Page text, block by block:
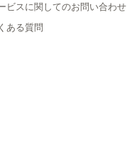
ビスに関してのお問い合わせ
ある質問